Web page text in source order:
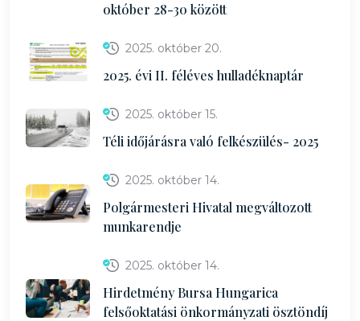
október 28-30 között
2025. október 20.
2025. évi II. féléves hulladéknaptár
2025. október 15.
Téli időjárásra való felkészülés- 2025
2025. október 14.
Polgármesteri Hivatal megváltozott
munkarendje
2025. október 14.
Hirdetmény Bursa Hungarica
felsőoktatási önkormányzati ösztöndíj